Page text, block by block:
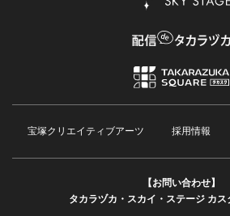
宝塚クリエイティブアーツ 採用情報
【お問い合わせ】
タカラヅカ・スカイ・ステージ カス